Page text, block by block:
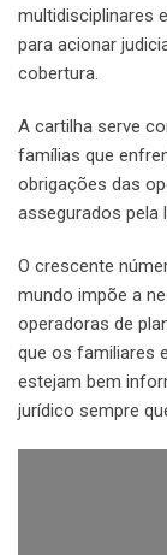
multidisciplinares
para acionar
cobertura.
A cartilha serve
famílias que
obrigações das
assegurados pela
O crescente
mundo impõe a
operadoras de
que os familiares
estejam bem
jurídico sempre